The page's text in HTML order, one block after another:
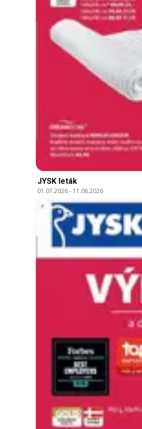
JYSK leták
01.07.2026- 11.08.2026